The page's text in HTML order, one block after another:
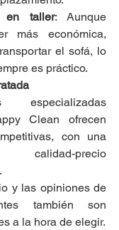
en taller: Aunque
más económica,
el sofá, lo
es práctico.
especializadas
Clean ofrecen
con una
calidad-precio
y las opiniones de
también son
a la hora de elegir.